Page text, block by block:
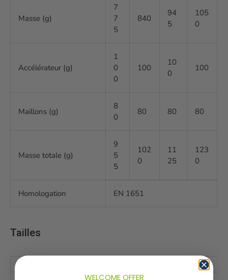
Masse (g)
7
7
5
840
94
5
105
0
Accélérateur (g)
1
0
0
100
10
0
100
Maillons (g)
8
0
80 80 80
Masse totale (g)
9
5
5
102
0
11
25
123
0
Homologation EN 1651
Tailles
WELCOME OFFER